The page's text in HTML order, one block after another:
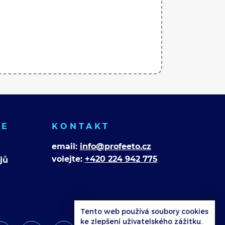
KONTAKT
email: info@profeeto.cz
volejte: +420 224 942 775
Tento web používá soubory cookies
ke zlepšení uživatelského zážitku.